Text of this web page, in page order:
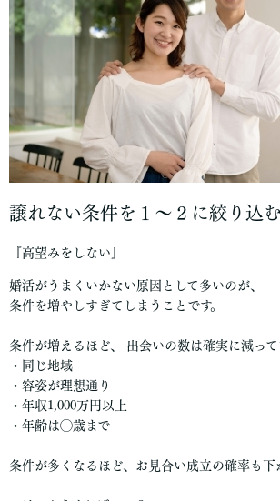
譲れない条件を１～２に絞り込む
『高望みをしない』
婚活がうまくいかない原因として多いのが、
条件を増やしすぎてしまうことです。
条件が増えるほど、 出会いの数は確実に減って
・同じ地域
・容姿が理想通り
・年収1,000万円以上
・年齢は◯歳まで
条件が多くなるほど、お見合い成立の確率も下